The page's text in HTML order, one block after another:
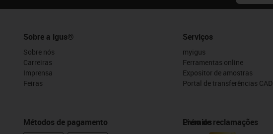
Sobre a igus®
Sobre nós
Carreiras
Imprensa
Feiras
Métodos de pagamento
Serviços
myigus
Ferramentas online
Expositor de amostras
Portal de transferências CAD
Prémios
Livro de reclamações